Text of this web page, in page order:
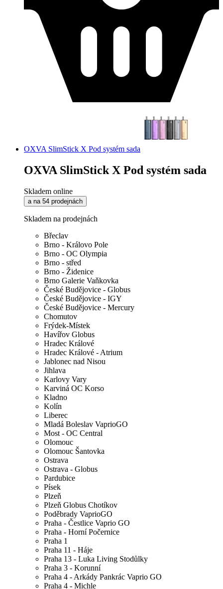
OXVA SlimStick X Pod systém sada
OXVA SlimStick X Pod systém sada
Skladem online
a na 54 prodejnách
Skladem na prodejnách
Břeclav
Brno - Královo Pole
Brno - OC Olympia
Brno - střed
Brno - Židenice
Brno Galerie Vaňkovka
České Budějovice - Globus
České Budějovice - IGY
České Budějovice - Mercury
Chomutov
Frýdek-Místek
Havířov Globus
Hradec Králové
Hradec Králové - Atrium
Jablonec nad Nisou
Jihlava
Karlovy Vary
Karviná OC Korso
Kladno
Kolín
Liberec
Mladá Boleslav VaprioGO
Most - OC Central
Olomouc
Olomouc Šantovka
Ostrava
Ostrava - Globus
Pardubice
Písek
Plzeň
Plzeň Globus Chotíkov
Poděbrady VaprioGO
Praha - Čestlice Vaprio GO
Praha - Horní Počernice
Praha 1
Praha 11 - Háje
Praha 13 - Luka Living Stodůlky
Praha 3 - Korunní
Praha 4 - Arkády Pankrác Vaprio GO
Praha 4 - Michle